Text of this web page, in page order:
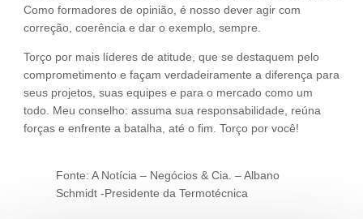
Como formadores de opinião, é nosso dever agir com
correção, coerência e dar o exemplo, sempre.
Torço por mais líderes de atitude, que se destaquem pelo
comprometimento e façam verdadeiramente a diferença para
seus projetos, suas equipes e para o mercado como um
todo. Meu conselho: assuma sua responsabilidade, reúna
forças e enfrente a batalha, até o fim. Torço por você!
Fonte: A Notícia – Negócios & Cia. – Albano
Schmidt -Presidente da Termotécnica